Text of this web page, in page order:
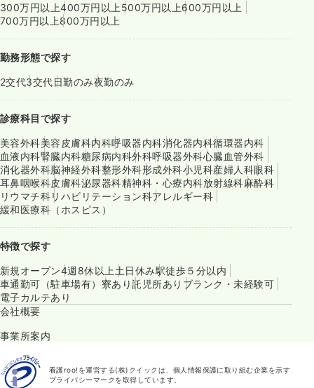
300万円以上400万円以上 500万円以上600万円以上
700万円以上800万円以上
勤務形態で探す
2交代3交代日勤のみ夜勤のみ
診療科目で探す
美容外科美容皮膚科内科呼吸器内科消化器内科循環器内科
血液内科腎臓内科糖尿病内科外科呼吸器外科心臓血管外科
消化器外科脳神経外科整形外科形成外科小児科産婦人科眼科
耳鼻咽喉科皮膚科泌尿器科精神科・心療内科放射線科麻酔科
リウマチ科リハビリテーション科アレルギー科
緩和医療科（ホスピス）
特徴で探す
新規オープン4週8休以上 土日休み駅徒歩５分以内
車通勤可（駐車場有） 寮あり託児所あり ブランク・未経験可
電子カルテあり
会社概要
事業所案内
看護roo!を運営する(株)クイックは、個人情報保護に取り組む企業を示す
プライバシーマークを取得しています。